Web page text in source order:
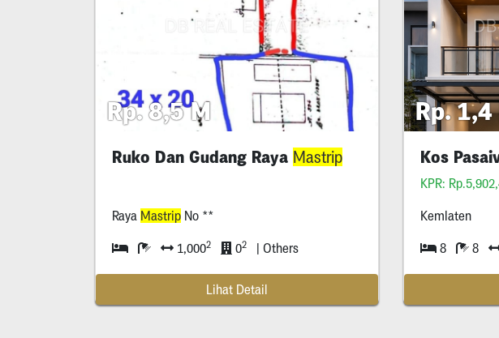
Rp. 8,5 M
Ruko Dan Gudang Raya Mastrip
Raya Mastrip No **
1,0002 02 | Others
Lihat Detail
Rp. 1,4
Kos
KPR:
Kemlaten
8 8